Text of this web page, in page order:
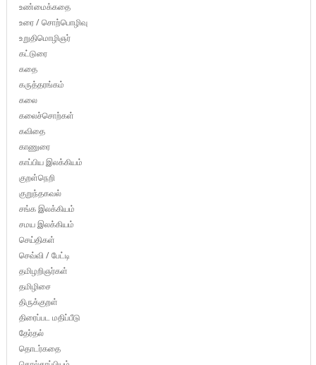
உண்மைக்கதை
உரை / சொற்பொழிவு
உறுதிமொழிஞர்
கட்டுரை
கதை
கருத்தரங்கம்
கலை
கலைச்சொற்கள்
கவிதை
காணுரை
காப்பிய இலக்கியம்
குறள்நெறி
குறுந்தகவல்
சங்க இலக்கியம்
சமய இலக்கியம்
செய்திகள்
செவ்வி / பேட்டி
தமிழறிஞர்கள்
தமிழிசை
திருக்குறள்
திரைப்பட மதிப்பீடு
தேர்தல்
தொடர்கதை